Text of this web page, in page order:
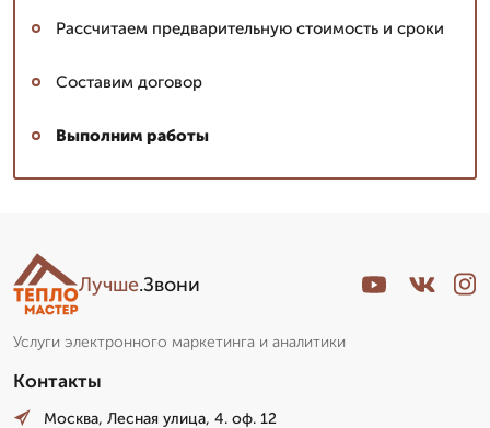
Рассчитаем предварительную стоимость и сроки
Составим договор
Выполним работы
Лучше.Звони
Услуги электронного маркетинга и аналитики
Контакты
Москва, Лесная улица, 4. оф. 12